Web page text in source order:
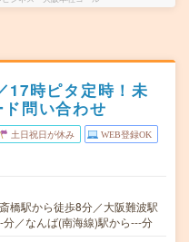
17時ピタ定時！未
問い合わせ
土日祝日が休み WEB登録OK
橋駅から徒歩8分／大阪難波駅
／なんば(南海線)駅から---分